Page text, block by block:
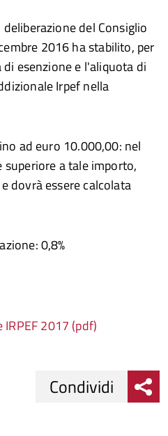
su
su
su
del Consiglio
2016 ha stabilito, per
esenzione e l'aliquota di
Irpef nella
ad euro 10.000,00: nel
a tale importo,
dovrà essere calcolata
0,8%
2017 (pdf)
Condividi